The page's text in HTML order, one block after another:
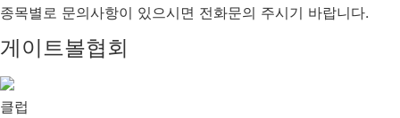
종목별로 문의사항이 있으시면 전화문의 주시기 바랍니다.
게이트볼협회
클럽